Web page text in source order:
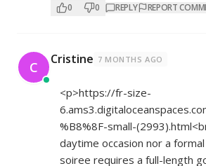
0 0 REPLY REPORT
C Cristine 7 MONTHS AGO
<p>https://fr-size-
%B8%8F-small-
daytime occasion nor a
soiree requires a full-length